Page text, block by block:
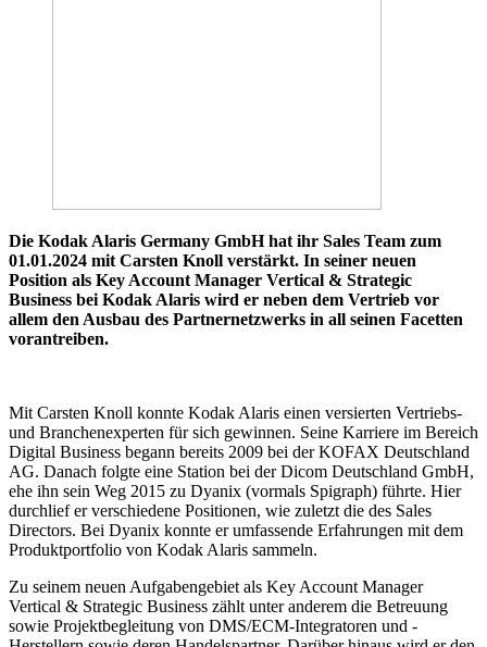
Die Kodak Alaris Germany GmbH hat ihr Sales Team zum
01.01.2024 mit Carsten Knoll verstärkt. In seiner neuen
Position als Key Account Manager Vertical & Strategic
Business bei Kodak Alaris wird er neben dem Vertrieb vor
allem den Ausbau des Partnernetzwerks in all seinen Facetten
vorantreiben.
Mit Carsten Knoll konnte Kodak Alaris einen versierten Vertriebs-
und Branchenexperten für sich gewinnen. Seine Karriere im Bereich
Digital Business begann bereits 2009 bei der KOFAX Deutschland
AG. Danach folgte eine Station bei der Dicom Deutschland GmbH,
ehe ihn sein Weg 2015 zu Dyanix (vormals Spigraph) führte. Hier
durchlief er verschiedene Positionen, wie zuletzt die des Sales
Directors. Bei Dyanix konnte er umfassende Erfahrungen mit dem
Produktportfolio von Kodak Alaris sammeln.
Zu seinem neuen Aufgabengebiet als Key Account Manager
Vertical & Strategic Business zählt unter anderem die Betreuung
sowie Projektbegleitung von DMS/ECM-Integratoren und -